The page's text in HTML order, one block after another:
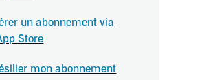
un abonnement via
Store
mon abonnement